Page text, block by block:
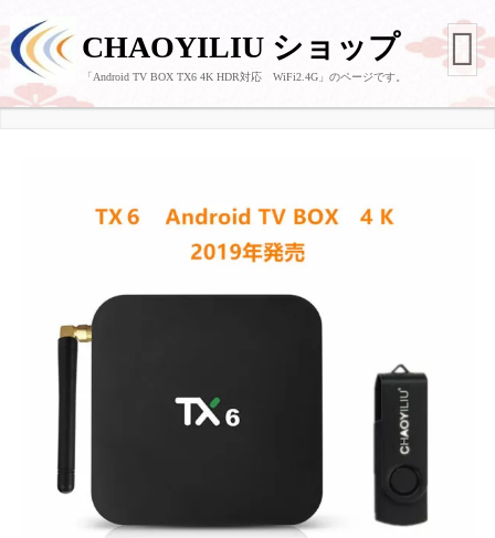
CHAOYILIU ショップ
「Android TV BOX TX6 4K HDR対応 WiFi2.4G」のページです。